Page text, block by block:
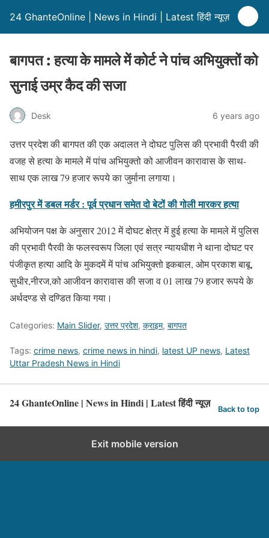
24 GhanteOnline | News in Hindi | Latest हिंदी न्यूज़
बागपत : हत्या के मामले में कोर्ट ने पांच अभियुक्तों को
सुनाई उम्र कैद की सजा
Desk 6 years ago
उत्तर प्रदेश की बागपत की एक अदालत ने दोघट पुलिस की प्रभावी पैरवी की
वजह से हत्या के मामले में पांच अभियुक्तो को आजीवन कारावास के साथ-
साथ एक लाख 79 हजार रूपये का जुर्माना लगाया।
हमीरपुर में डबल मर्डर : पूर्व प्रधान समेत दो बेटों की गोली मारकर हत्या
अभियोजन पक्ष के अनुसार 2012 में दोघट क्षेत्र में हुई हत्या के मामले में पुलिस
की प्रभावी पैरवी के फलस्वरूप जिला एवं सत्र न्यायधीश ने थाना दोघट पर
पंजीकृत हत्या आदि के मुकदमें में पांच अभियुक्तो इकबाल, ओम प्रकाश बाबू,
सुधीर,नीरज,को आजीवन कारावास की सजा व 01 लाख 79 हजार रूपये के
अर्थदण्ड से दण्डित किया गया।
Categories: Main Slider, उत्तर प्रदेश, क्राइम, बागपत
Tags: crime news, crime news in hindi, latest UP news, Latest
Uttar Pradesh News in Hindi
24 GhanteOnline | News in Hindi | Latest हिंदी न्यूज़ Back to top
Exit mobile version